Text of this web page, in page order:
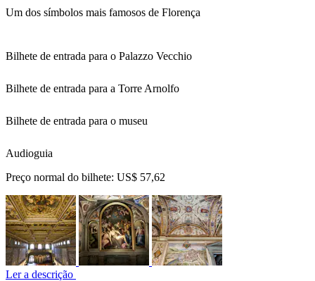
Um dos símbolos mais famosos de Florença
Bilhete de entrada para o Palazzo Vecchio
Bilhete de entrada para a Torre Arnolfo
Bilhete de entrada para o museu
Audioguia
Preço normal do bilhete: US$ 57,62
Ler a descrição